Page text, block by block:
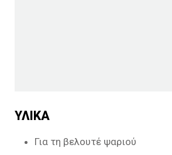
ΥΛΙΚΑ
Για τη βελουτέ ψαριού